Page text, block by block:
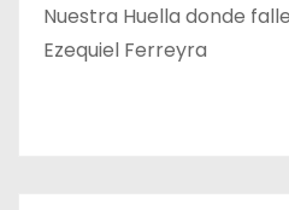
Nuestra Huella donde
Ezequiel Ferreyra